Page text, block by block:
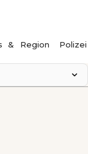
& Region Polizei